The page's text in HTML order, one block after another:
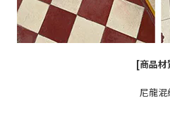
[商品材
尼龍混